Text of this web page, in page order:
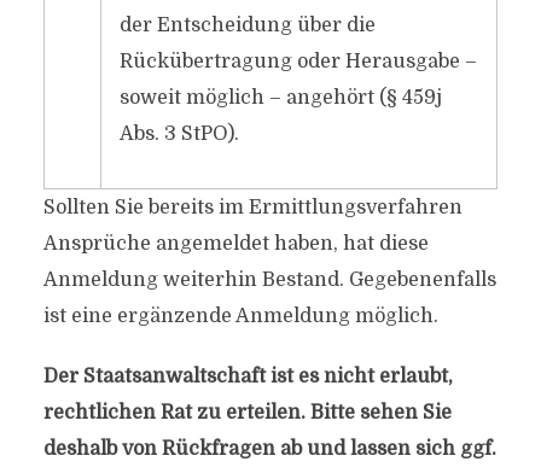
der Entscheidung über die
Rückübertragung oder Herausgabe –
soweit möglich – angehört (§ 459j
Abs. 3 StPO).
Sollten Sie bereits im Ermittlungsverfahren
Ansprüche angemeldet haben, hat diese
Anmeldung weiterhin Bestand. Gegebenenfalls
ist eine ergänzende Anmeldung möglich.
Der Staatsanwaltschaft ist es nicht erlaubt,
rechtlichen Rat zu erteilen. Bitte sehen Sie
deshalb von Rückfragen ab und lassen sich ggf.